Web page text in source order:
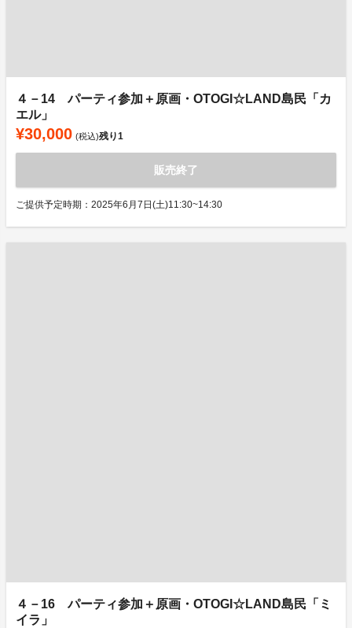
４－14 パーティ参加＋原画・OTOGI☆LAND島民「カ
エル」
¥30,000 (税込)残り1
販売終了
ご提供予定時期：2025年6月7日(土)11:30~14:30
４－16 パーティ参加＋原画・OTOGI☆LAND島民「ミ
イラ」